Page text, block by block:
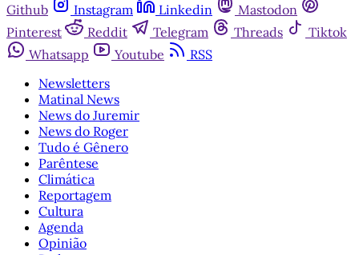
Github
Instagram Linkedin
Mastodon
Pinterest
Reddit Telegram Threads
Tiktok
Whatsapp
Youtube
RSS
Newsletters
Matinal News
News do Juremir
News do Roger
Tudo é Gênero
Parêntese
Climática
Reportagem
Cultura
Agenda
Opinião